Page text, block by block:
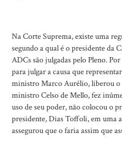
Na Corte Suprema, existe uma
segundo a qual é o presidente da
ADCs são julgadas pelo Pleno.
para julgar a causa que
ministro Marco Aurélio, liberou o
ministro Celso de Mello, fez
uso de seu poder, não colocou o
presidente, Dias Toffoli, em uma
assegurou que o faria assim que